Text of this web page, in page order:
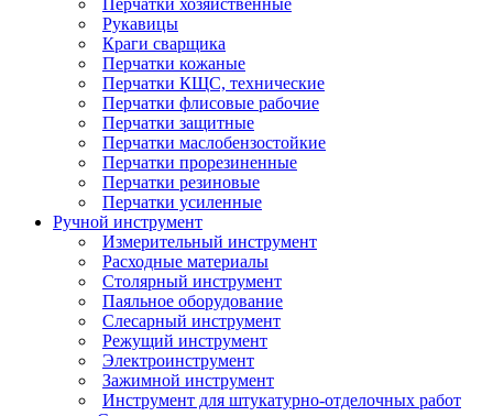
Перчатки хозяйственные
Рукавицы
Краги сварщика
Перчатки кожаные
Перчатки КЩС, технические
Перчатки флисовые рабочие
Перчатки защитные
Перчатки маслобензостойкие
Перчатки прорезиненные
Перчатки резиновые
Перчатки усиленные
Ручной инструмент
Измерительный инструмент
Расходные материалы
Столярный инструмент
Паяльное оборудование
Слесарный инструмент
Режущий инструмент
Электроинструмент
Зажимной инструмент
Инструмент для штукатурно-отделочных работ